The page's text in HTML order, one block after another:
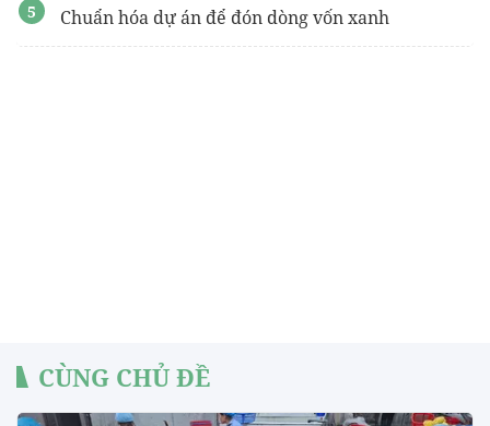
Chuẩn hóa dự án để đón dòng vốn xanh
CÙNG CHỦ ĐỀ